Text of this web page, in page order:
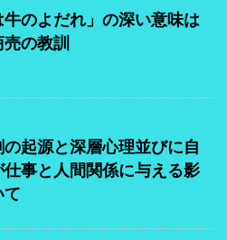
牛のよだれ」の深い意味は
の教訓
の起源と深層心理並びに自
仕事と人間関係に与える影
て